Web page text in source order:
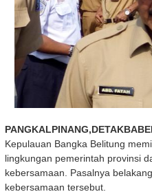
Kepulauan Bangka Belitung
lingkungan pemerintah provinsi
kebersamaan. Pasalnya
kebersamaan tersebut.